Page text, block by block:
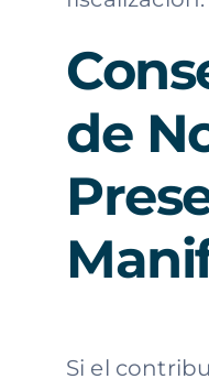
de
Si el